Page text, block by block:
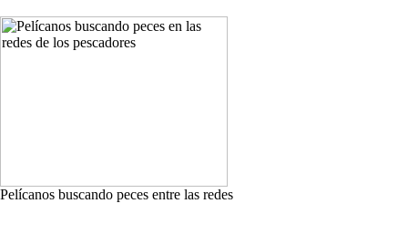
Pelícanos buscando peces entre las redes